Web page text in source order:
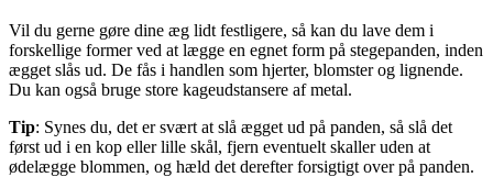
Vil du gerne gøre dine æg lidt festligere, så kan du lave dem i
forskellige former ved at lægge en egnet form på stegepanden, inden
ægget slås ud. De fås i handlen som hjerter, blomster og lignende.
Du kan også bruge store kageudstansere af metal.
Tip: Synes du, det er svært at slå ægget ud på panden, så slå det
først ud i en kop eller lille skål, fjern eventuelt skaller uden at
ødelægge blommen, og hæld det derefter forsigtigt over på panden.